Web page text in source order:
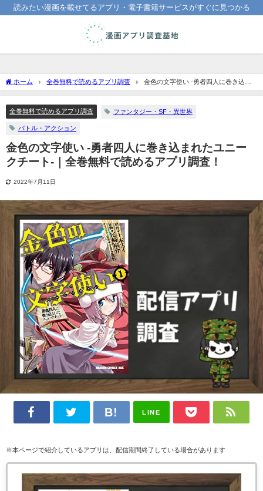
読みたい漫画を載せてるアプリ・電子書籍サービスがすぐに見つかる
ホーム 全巻無料で読めるアプリ調査
金色の文字使い -勇者四人に巻き込ま
れたユニークチート-｜全巻無料で読めるアプリ調査！
全巻無料で読めるアプリ調査 ファンタジー・SF・異世界
バトル・アクション
金色の文字使い -勇者四人に巻き込まれたユニー
クチート-｜全巻無料で読めるアプリ調査！
2022年7月11日
LINE
※本ページで紹介しているアプリは、配信期間終了している場合があります